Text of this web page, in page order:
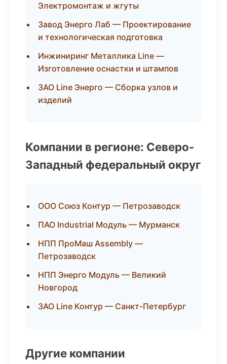
Электромонтаж и жгуты
Завод Энерго Лаб — Проектирование
и технологическая подготовка
Инжиниринг Металлика Line —
Изготовление оснастки и штампов
ЗАО Line Энерго — Сборка узлов и
изделий
Компании в регионе: Северо-
Западный федеральный округ
ООО Союз Контур — Петрозаводск
ПАО Industrial Модуль — Мурманск
НПП ПроМаш Assembly —
Петрозаводск
НПП Энерго Модуль — Великий
Новгород
ЗАО Line Контур — Санкт-Петербург
Другие компании